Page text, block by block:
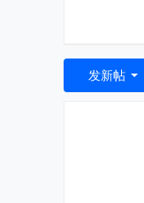
发新帖